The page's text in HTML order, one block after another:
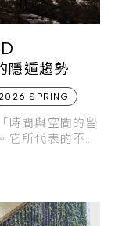
隱遁趨勢
2026 SPRING
時間與空間的留
它所代表的不僅